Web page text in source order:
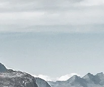
Kontakt